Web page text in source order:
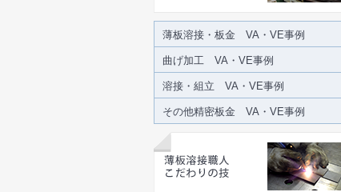
薄板溶接・板金 VA・VE事例
曲げ加工 VA・VE事例
溶接・組立 VA・VE事例
その他精密板金 VA・VE事例